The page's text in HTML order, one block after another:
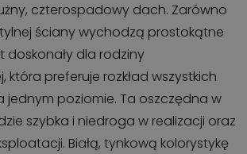
czterospadowy dach. Zarówno
tylnej ściany wychodzą prostokątne
doskonały dla rodziny
która preferuje rozkład wszystkich
jednym poziomie. Ta oszczędna w
szybka i niedroga w realizacji oraz
Białą, tynkową kolorystykę